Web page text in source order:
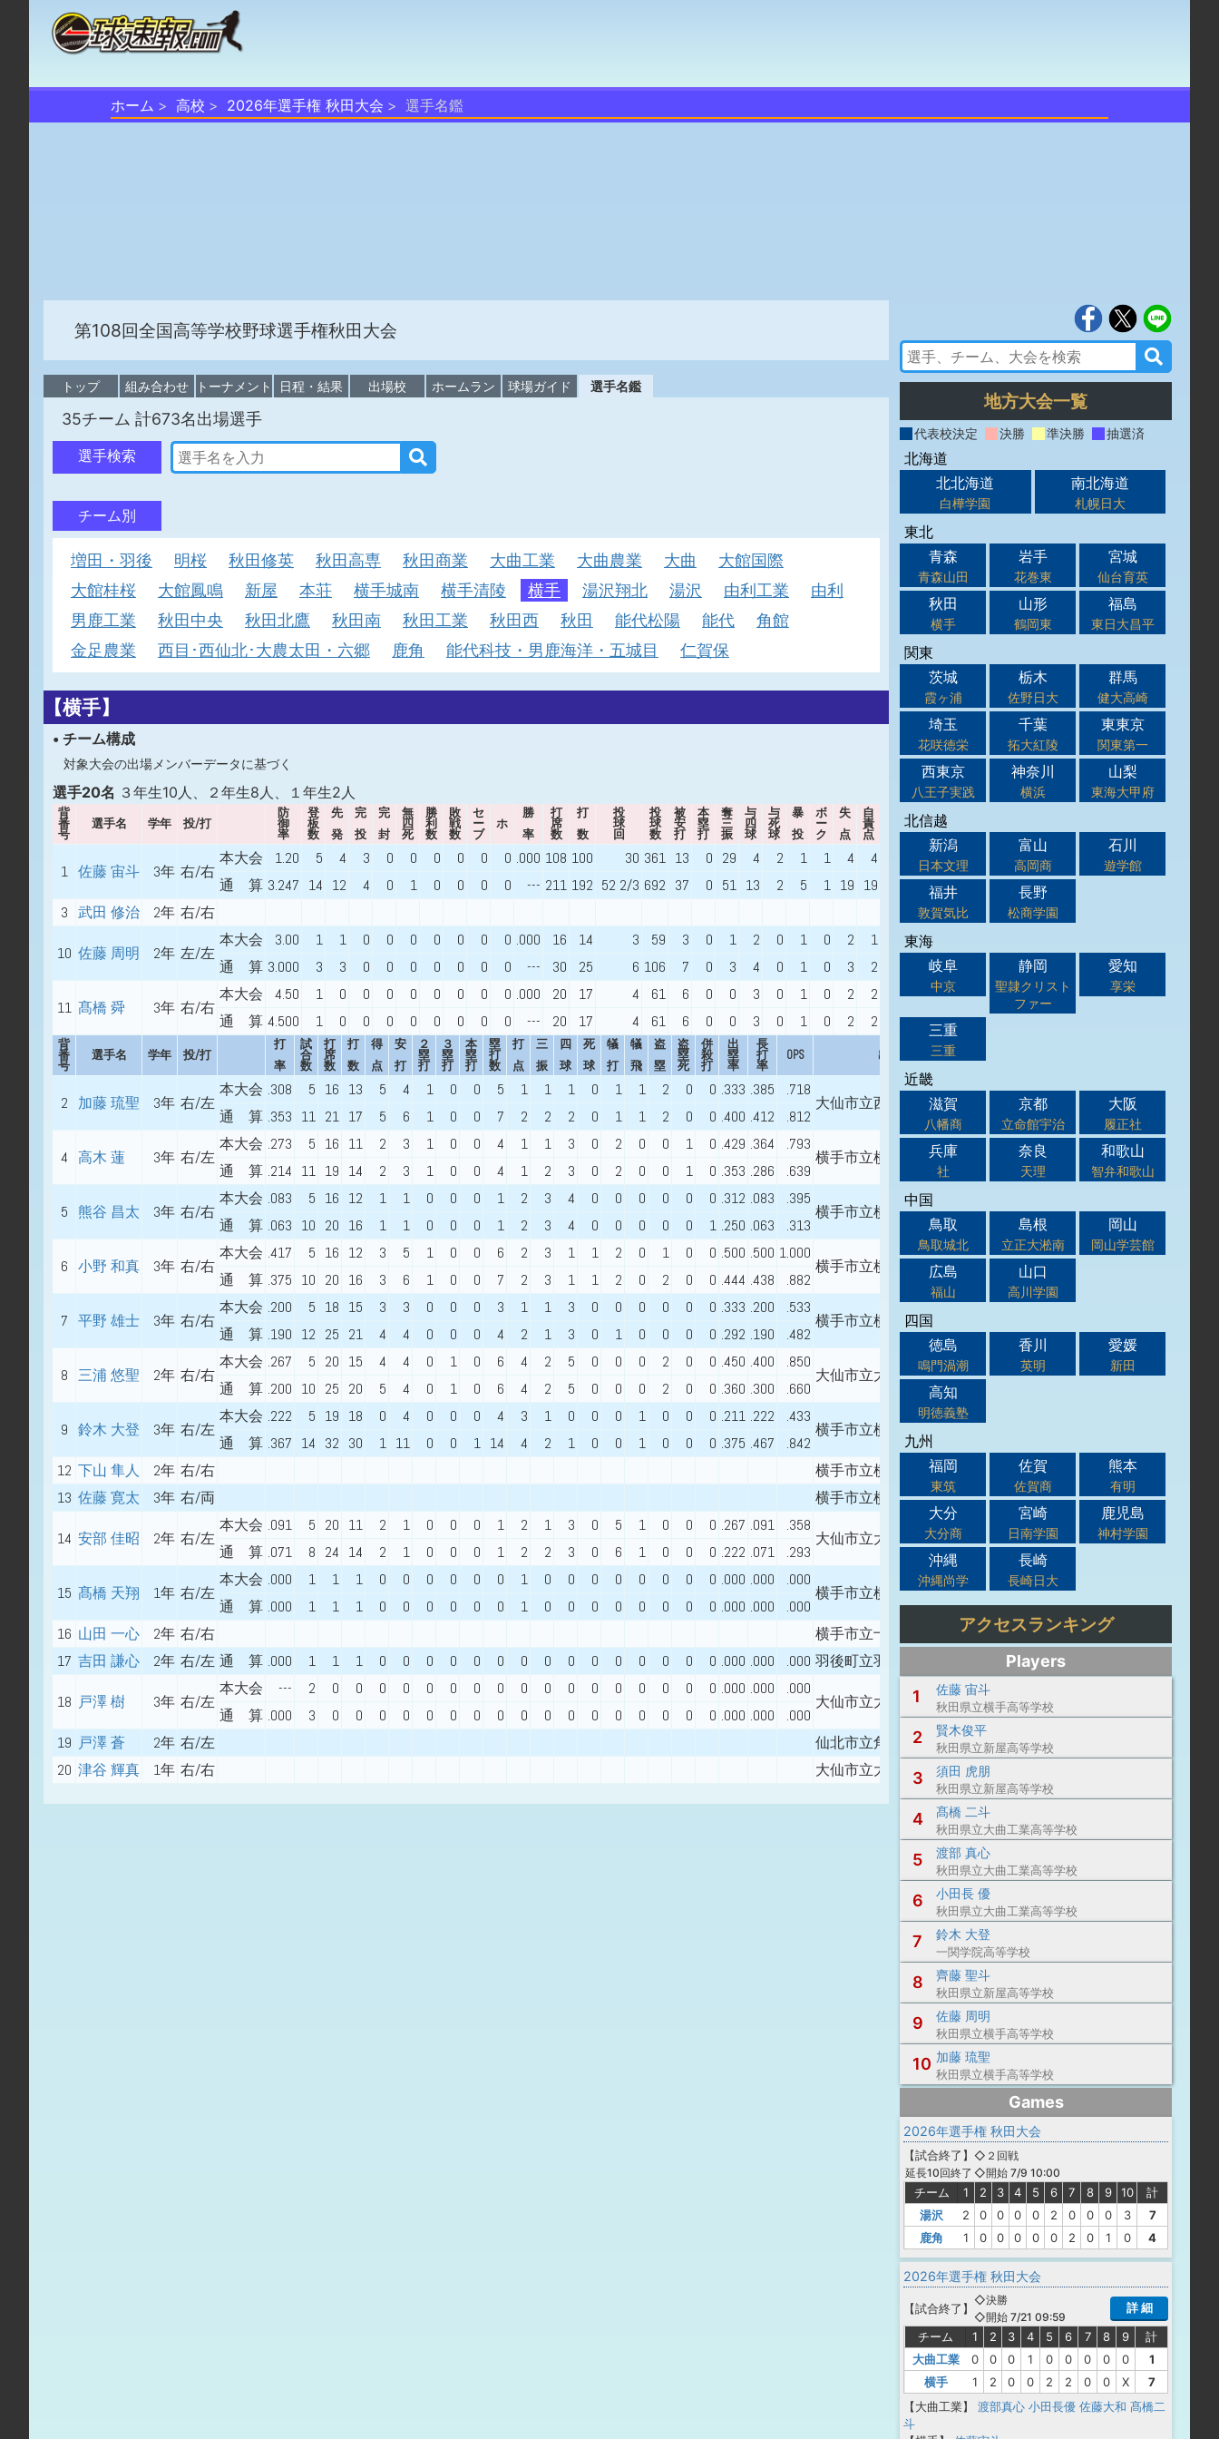
ホーム 高校 2026年選手権 秋田大会 選手名鑑
第108回全国高等学校野球選手権秋田大会
トップ 組み合わせ トーナメント 日程・結果 出場校 ホームラン 球場ガイド 選手名鑑
35チーム 計673名出場選手
選手検索
チーム別
増田・羽後 明桜 秋田修英 秋田高専 秋田商業 大曲工業 大曲農業 大曲
大館国際
大館桂桜
大館鳳鳴 新屋 本荘 横手城南 横手清陵 横手 湯沢翔北 湯沢 由利工業
由利
男鹿工業
秋田中央 秋田北鷹 秋田南 秋田工業 秋田西 秋田 能代松陽 能代
角館
金足農業
西目･西仙北･大農太田・六郷 鹿角 能代科技・男鹿海洋・五城目 仁賀保
【横手】
• チーム構成
対象大会の出場メンバーデータに基づく
選手20名 ３年生10人、２年生8人、１年生2人
背
番
号
選手名 学年 投/打
防
御
率
登
板
数
先
発
完
投
完
封
無
四
死
勝
利
数
敗
戦
数
セ
ー
ブ
ホ
勝
率
打
席
数
打
数
投
球
回
投
球
数
被
安
打
本
塁
打
奪
三
振
与
四
球
与
死
球
暴
投
ボ
ー
ク
失
点
自
責
点
WHIP
1 佐藤 宙斗 3年 右/右
本大会 1.20 5 4 3 0 0 0 0 0 0 .000 108 100 30 361 13 0 29 4 2 1 1 4 4
横手市立横手北中学校
通 算 3.247 14 12 4 0 1 0 0 0 0 --- 211 192 52 2/3 692 37 0 51 13 2 5 1 19 19
0.95
3 武田 修治 2年 右/右 大仙市立大曲中学校
10 佐藤 周明 2年 左/左
本大会 3.00 1 1 0 0 0 0 0 0 0 .000 16 14 3 59 3 0 1 2 0 1 0 2 1 1.67
大仙市立仙北中学校
通 算 3.000 3 3 0 0 0 0 0 0 0 --- 30 25 6 106 7 0 3 4 0 1 0 3 2
11 髙橋 舜 3年 右/右
本大会 4.50 1 0 0 0 0 0 0 0 0 .000 20 17 4 61 6 0 0 3 0 1 0 2 2 2.25
美郷町立美郷中学校
通 算 4.500 1 0 0 0 0 0 0 0 0 --- 20 17 4 61 6 0 0 3 0 1 0 2 2 2.25
背
番
号
選手名 学年 投/打
打
率
試
合
数
打
席
数
打
数
得
点
安
打
２
塁
打
３
塁
打
本
塁
打
塁
打
数
打
点
三
振
四
球
死
球
犠
打
犠
飛
盗
塁
盗
塁
死
併
殺
打
出
塁
率
長
打
率
OPS 出身校
2 加藤 琉聖 3年 右/左
本大会 .308 5 16 13 5 4 1 0 0 5 1 1 1 0 1 1 2 0 0 .333 .385 .718
大仙市立西仙北中学校
通 算 .353 11 21 17 5 6 1 0 0 7 2 2 2 0 1 1 2 0 0 .400 .412 .812
4 高木 蓮 3年 右/左
本大会 .273 5 16 11 2 3 1 0 0 4 1 1 3 0 2 0 0 1 0 .429 .364 .793
横手市立横手北中学校
通 算 .214 11 19 14 2 3 1 0 0 4 1 2 3 0 2 0 0 1 0 .353 .286 .639
5 熊谷 昌太 3年 右/右
本大会 .083 5 16 12 1 1 0 0 0 1 2 3 4 0 0 0 0 0 0 .312 .083 .395
横手市立横手南中学校
通 算 .063 10 20 16 1 1 0 0 0 1 2 3 4 0 0 0 0 0 1 .250 .063 .313
6 小野 和真 3年 右/右
本大会 .417 5 16 12 3 5 1 0 0 6 2 3 1 1 2 0 1 0 0 .500 .500 1.000
横手市立横手明峰中学校
通 算 .375 10 20 16 3 6 1 0 0 7 2 3 1 1 2 0 2 0 0 .444 .438 .882
7 平野 雄士 3年 右/右
本大会 .200 5 18 15 3 3 0 0 0 3 1 1 3 0 0 0 0 0 0 .333 .200 .533
横手市立横手明峰中学校
通 算 .190 12 25 21 4 4 0 0 0 4 2 1 3 0 1 0 0 0 0 .292 .190 .482
8 三浦 悠聖 2年 右/右
本大会 .267 5 20 15 4 4 0 1 0 6 4 2 5 0 0 0 2 0 0 .450 .400 .850
大仙市立大曲中学校
通 算 .200 10 25 20 5 4 0 1 0 6 4 2 5 0 0 0 2 0 0 .360 .300 .660
9 鈴木 大登 3年 右/左
本大会 .222 5 19 18 0 4 0 0 0 4 3 1 0 0 0 1 0 0 0 .211 .222 .433
横手市立横手明峰中学校
通 算 .367 14 32 30 1 11 0 0 1 14 4 2 1 0 0 1 0 0 0 .375 .467
.842
12 下山 隼人 2年 右/右
横手市立横手北中学校
13 佐藤 寛太 3年 右/両 横手市立横手南中学校
14 安部 佳昭 2年 右/左
本大会 .091 5 20 11 2 1 0 0 0 1 2 1 3 0 5 1 0 0 0 .267 .091 .358
大仙市立大曲中学校
通 算 .071 8 24 14 2 1 0 0 0 1 2 2 3 0 6 1 0 0 0 .222 .071 .293
15 髙橋 天翔 1年 右/左
本大会 .000 1 1 1 0 0 0 0 0 0 1 0 0 0 0 0 0 0 0 .000 .000 .000
横手市立横手南中学校
通 算 .000 1 1 1 0 0 0 0 0 0 1 0 0 0 0 0 0 0 0 .000 .000
.000
16 山田 一心 2年 右/右
横手市立十文字中学校
17 吉田 謙心 2年 右/左 通 算 .000 1 1 1 0 0 0 0 0 0 0 0 0 0 0 0 0 0 0 .000 .000 .000 羽後町立羽後中学校
18 戸澤 樹 3年 右/左
本大会 --- 2 0 0 0 0 0 0 0 0 0 0 0 0 0 0 0 0 0 .000 .000 .000
大仙市立大曲中学校
通 算 .000 3 0 0 0 0 0 0 0 0 0 0 0 0 0 0 0 0 0 .000 .000
.000
19 戸澤 蒼 2年 右/左
仙北市立角館中学校
20 津谷 輝真 1年 右/右 大仙市立大曲中学校
地方大会一覧
代表校決定 決勝 準決勝 抽選済
北海道
北北海道
白樺学園
南北海道
札幌日大
東北
青森
青森山田
岩手
花巻東
宮城
仙台育英
秋田
横手
山形
鶴岡東
福島
東日大昌平
関東
茨城
霞ヶ浦
栃木
佐野日大
群馬
健大高崎
埼玉
花咲徳栄
千葉
拓大紅陵
東東京
関東第一
西東京
八王子実践
神奈川
横浜
山梨
東海大甲府
北信越
新潟
日本文理
富山
高岡商
石川
遊学館
福井
敦賀気比
長野
松商学園
東海
岐阜
中京
静岡
聖隷クリスト
ファー
愛知
享栄
三重
三重
近畿
滋賀
八幡商
京都
立命館宇治
大阪
履正社
兵庫
社
奈良
天理
和歌山
智弁和歌山
中国
鳥取
鳥取城北
島根
立正大淞南
岡山
岡山学芸館
広島
福山
山口
高川学園
四国
徳島
鳴門渦潮
香川
英明
愛媛
新田
高知
明徳義塾
九州
福岡
東筑
佐賀
佐賀商
熊本
有明
大分
大分商
宮崎
日南学園
鹿児島
神村学園
沖縄
沖縄尚学
長崎
長崎日大
アクセスランキング
Players
1
佐藤 宙斗
秋田県立横手高等学校
2 賢木俊平
秋田県立新屋高等学校
3 須田 虎朋
秋田県立新屋高等学校
4 髙橋 二斗
秋田県立大曲工業高等学校
5 渡部 真心
秋田県立大曲工業高等学校
6 小田長 優
秋田県立大曲工業高等学校
7 鈴木 大登
一関学院高等学校
8 齊藤 聖斗
秋田県立新屋高等学校
9 佐藤 周明
秋田県立横手高等学校
10 加藤 琉聖
秋田県立横手高等学校
Games
2026年選手権 秋田大会
【試合終了 】
延長10回終了
◇２回戦
◇開始 7/9 10:00
チーム 1 2 3 4 5 6 7 8 9 10
計
湯沢
2 0 0 0 0 2 0 0 0 3
7
鹿角
1 0 0 0 0 0 2 0 1 0 4
2026年選手権 秋田大会
【試合終了 】
◇決勝
◇開始 7/21 09:59
詳 細
チーム 1 2 3 4 5 6 7 8 9
計
大曲工業
0 0 0 1 0 0 0 0 0
1
横手
1 2 0 0 2 2 0 0 X
7
【大曲工業】
渡部真心 小田長優 佐藤大和 髙橋二
斗